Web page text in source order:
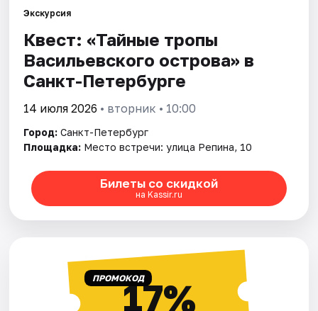
Города
Площадки
Артисты
Рейтинги
Экскурсия
Квест: «Тайные тропы
Васильевского острова» в
Санкт-Петербурге
14 июля 2026 • вторник • 10:00
Город: Санкт-Петербург
Площадка: Место встречи: улица Репина, 10
Билеты со скидкой
на Kassir.ru
ПРОМОКОД17%